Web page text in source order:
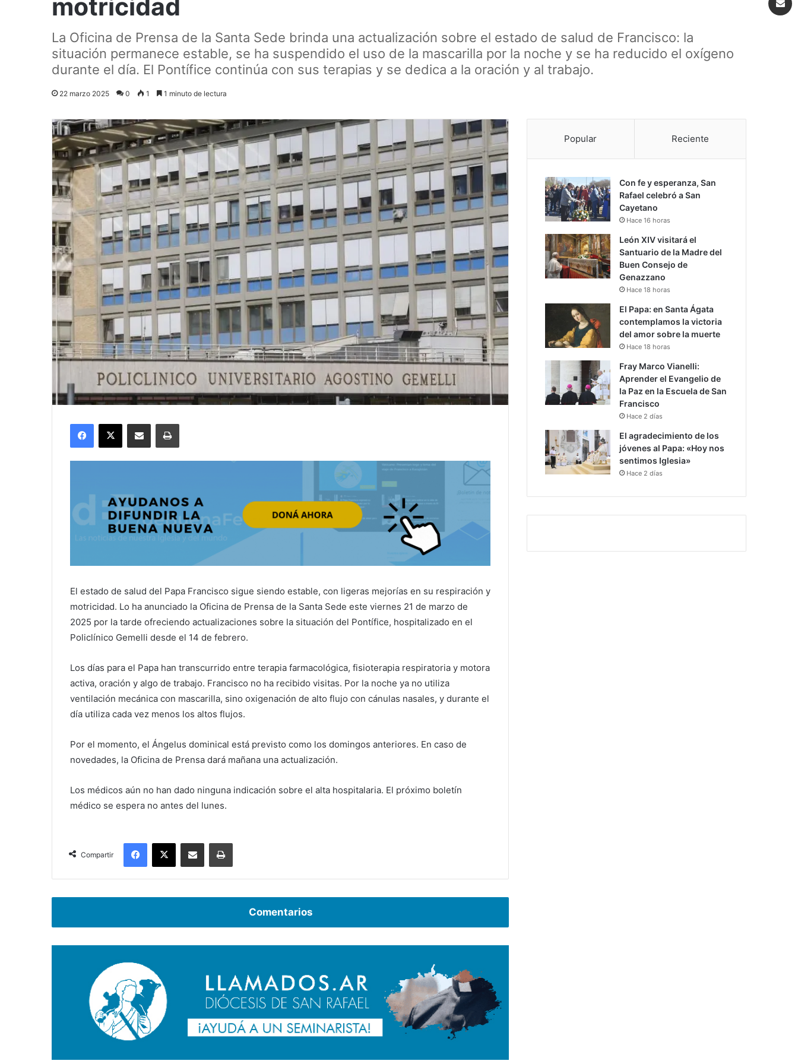
motricidad
La Oficina de Prensa de la Santa Sede brinda una actualización sobre el estado de salud de Francisco: la
situación permanece estable, se ha suspendido el uso de la mascarilla por la noche y se ha reducido el oxígeno
durante el día. El Pontífice continúa con sus terapias y se dedica a la oración y al trabajo.
22 marzo 2025 0 1 1 minuto de lectura
El estado de salud del Papa Francisco sigue siendo estable, con ligeras mejorías en su respiración y
motricidad. Lo ha anunciado la Oficina de Prensa de la Santa Sede este viernes 21 de marzo de
2025 por la tarde ofreciendo actualizaciones sobre la situación del Pontífice, hospitalizado en el
Policlínico Gemelli desde el 14 de febrero.
Los días para el Papa han transcurrido entre terapia farmacológica, fisioterapia respiratoria y motora
activa, oración y algo de trabajo. Francisco no ha recibido visitas. Por la noche ya no utiliza
ventilación mecánica con mascarilla, sino oxigenación de alto flujo con cánulas nasales, y durante el
día utiliza cada vez menos los altos flujos.
Por el momento, el Ángelus dominical está previsto como los domingos anteriores. En caso de
novedades, la Oficina de Prensa dará mañana una actualización.
Los médicos aún no han dado ninguna indicación sobre el alta hospitalaria. El próximo boletín
médico se espera no antes del lunes.
Compartir
Comentarios
Popular Reciente
Con fe y esperanza, San
Rafael celebró a San
Cayetano
Hace 16 horas
León XIV visitará el
Santuario de la Madre del
Buen Consejo de
Genazzano
Hace 18 horas
El Papa: en Santa Ágata
contemplamos la victoria
del amor sobre la muerte
Hace 18 horas
Fray Marco Vianelli:
Aprender el Evangelio de
la Paz en la Escuela de San
Francisco
Hace 2 días
El agradecimiento de los
jóvenes al Papa: «Hoy nos
sentimos Iglesia»
Hace 2 días